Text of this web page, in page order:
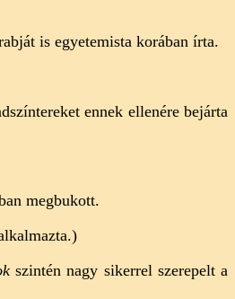
is egyetemista korában írta.
ennek ellenére bejárta
megbukott.
szintén nagy sikerrel szerepelt a